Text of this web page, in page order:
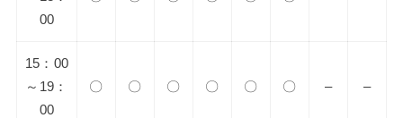
00
15：00
～19：
00
〇 〇 〇 〇 〇 〇 – –